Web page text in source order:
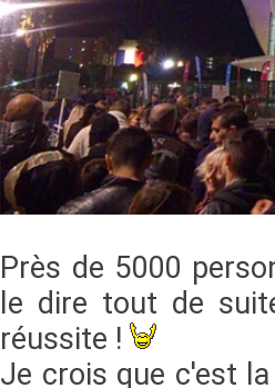
Près de 5000
le dire tout de
réussite !
Je crois que c'est